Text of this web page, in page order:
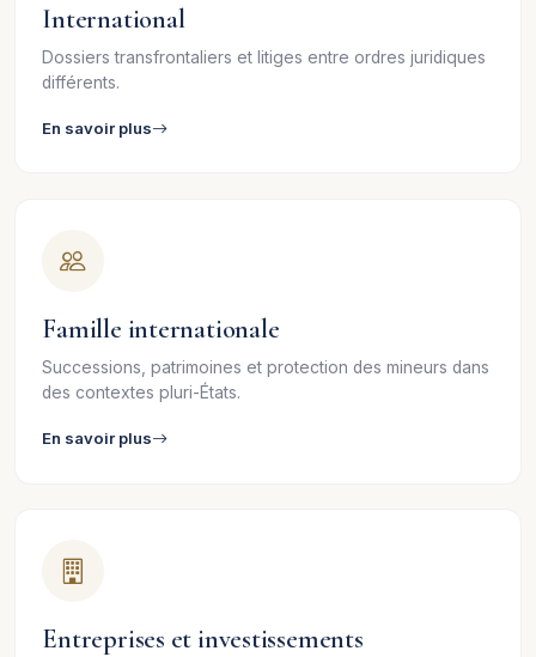
International
Dossiers transfrontaliers et litiges entre ordres juridiques
différents.
En savoir plus
Famille internationale
Successions, patrimoines et protection des mineurs dans
des contextes pluri-États.
En savoir plus
Entreprises et investissements